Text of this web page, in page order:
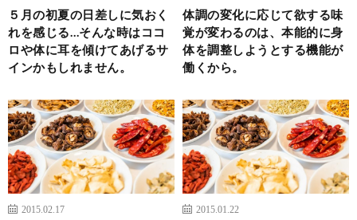
５月の初夏の日差しに気おく
れを感じる…そんな時はココ
ロや体に耳を傾けてあげるサ
インかもしれません。
体調の変化に応じて欲する味
覚が変わるのは、本能的に身
体を調整しようとする機能が
働くから。
2015.02.17 2015.01.22